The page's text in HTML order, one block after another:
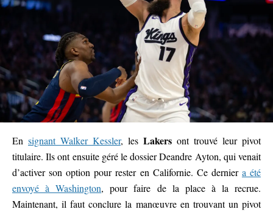
En signant Walker Kessler, les Lakers ont trouvé leur pivot
titulaire. Ils ont ensuite géré le dossier Deandre Ayton, qui venait
d’activer son option pour rester en Californie. Ce dernier a été
envoyé à Washington, pour faire de la place à la recrue.
Maintenant, il faut conclure la manœuvre en trouvant un pivot